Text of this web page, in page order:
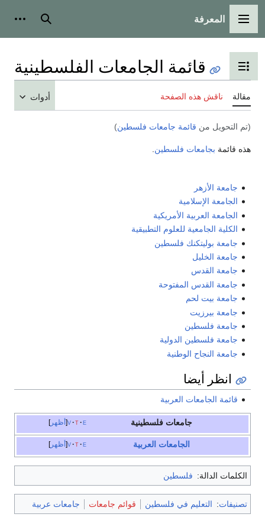
القائمة الرئيسية
المعرفة بحث
تبديل عرض جدول المحتويات
قائمة الجامعات الفلسطينية
مقالة ناقش هذه الصفحة أدوات
(تم التحويل من قائمة جامعات فلسطين)
هذه قائمة بجامعات فلسطين
جامعة الأزهر
الجامعة الإسلامية
الجامعة العربية الأمريكية
الكلية الجامعية للعلوم التطبيقية
جامعة بوليتكنك فلسطين
جامعة الخليل
جامعة القدس
جامعة القدس المفتوحة
جامعة بيت لحم
جامعة بيرزيت
جامعة فلسطين
جامعة فلسطين الدولية
جامعة النجاح الوطنية
انظر أيضا
قائمة الجامعات العربية
أظهر v t e جامعات فلسطينية
أظهر v t e الجامعات العربية
الكلمات الدالة: فلسطين
تصنيفات: التعليم في فلسطين قوائم جامعات جامعات عربية